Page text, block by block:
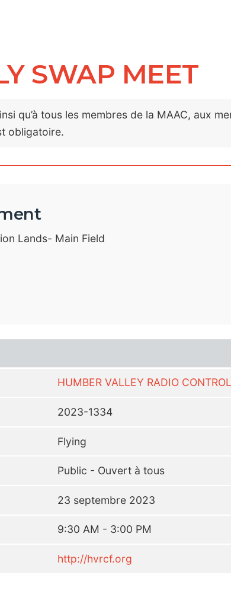
SWAP MEET
qu’à tous les membres de la MAAC, aux
obligatoire.
Lands- Main Field
HUMBER VALLEY RADIO
2023-1334
Flying
Public - Ouvert à tous
23 septembre 2023
9:30 AM - 3:00 PM
http://hvrcf.org